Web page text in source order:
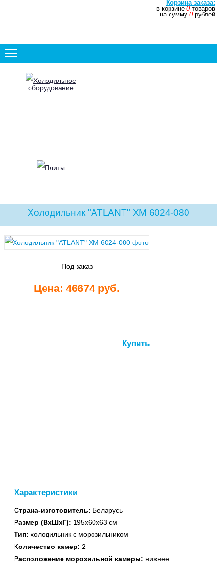
Корзина заказа:
в корзине 0товаров
на сумму 0рублей
Холодильное
оборудование
Плиты
машины
поверхности
Холодильник "ATLANT" ХМ 6024-080
Под заказ
Цена: 46674 руб.
Купить
Характеристики
Страна-изготовитель: Беларусь
Размер (ВхШхГ): 195х60х63 см
Тип: холодильник с морозильником
Количество камер: 2
Расположение морозильной камеры: нижнее